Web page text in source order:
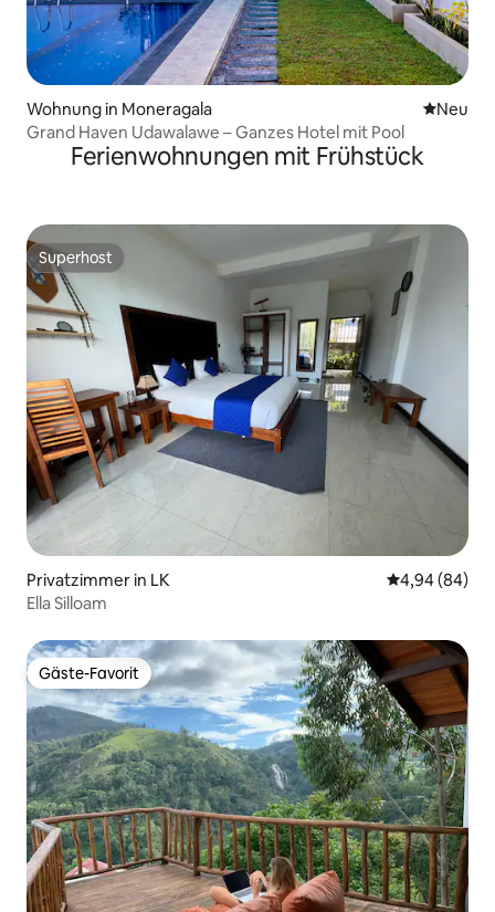
Wohnung in Moneragala Neue
Neu
Grand Haven Udawalawe – Ganzes Hotel mit Pool
Ferienwohnungen mit Frühstück
Superhost
Superhost
Privatzimmer in LK
4,94 (84)
Ella Silloam
Gäste-Favorit
Gäste-Favorit